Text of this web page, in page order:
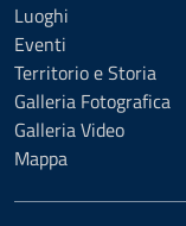
Luoghi
Eventi
Territorio e Storia
Galleria Fotografica
Galleria Video
Mappa